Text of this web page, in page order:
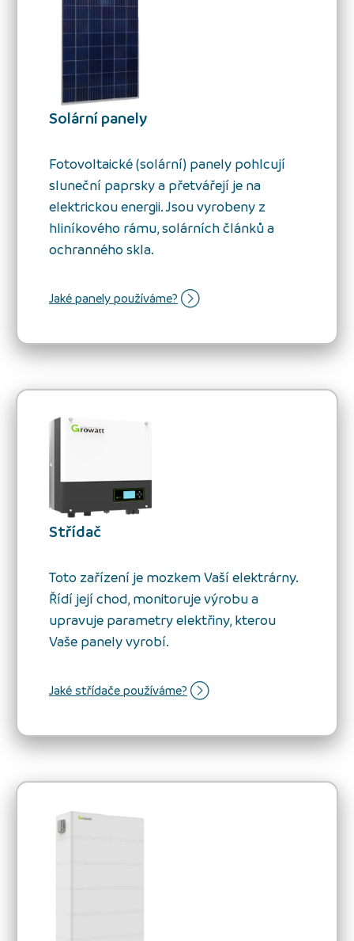
Solární panely
Fotovoltaické (solární) panely pohlcují
sluneční paprsky a přetvářejí je na
elektrickou energii. Jsou vyrobeny z
hliníkového rámu, solárních článků a
ochranného skla.
Jaké panely používáme?
Střídač
Toto zařízení je mozkem Vaší elektrárny.
Řídí její chod, monitoruje výrobu a
upravuje parametry elektřiny, kterou
Vaše panely vyrobí.
Jaké střídače používáme?